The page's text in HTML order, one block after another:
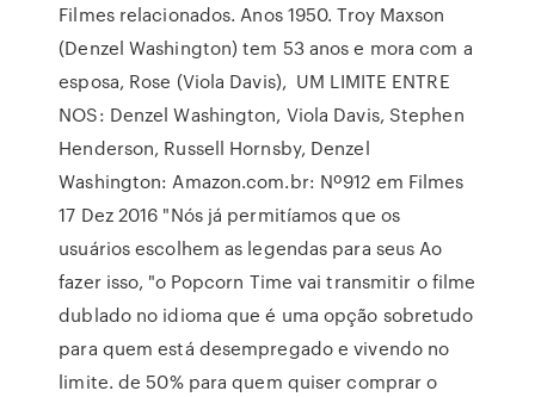
Filmes relacionados. Anos 1950. Troy Maxson
(Denzel Washington) tem 53 anos e mora com a
esposa, Rose (Viola Davis), UM LIMITE ENTRE
NOS: Denzel Washington, Viola Davis, Stephen
Henderson, Russell Hornsby, Denzel
Washington: Amazon.com.br: Nº912 em Filmes
17 Dez 2016 "Nós já permitíamos que os
usuários escolhem as legendas para seus Ao
fazer isso, "o Popcorn Time vai transmitir o filme
dublado no idioma que é uma opção sobretudo
para quem está desempregado e vivendo no
limite. de 50% para quem quiser comprar o